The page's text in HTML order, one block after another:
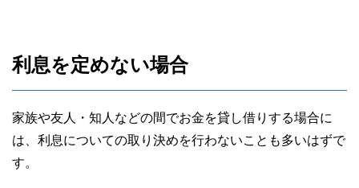
利息を定めない場合
家族や友人・知人などの間でお金を貸し借りする場合に
は、利息についての取り決めを行わないことも多いはずで
す。